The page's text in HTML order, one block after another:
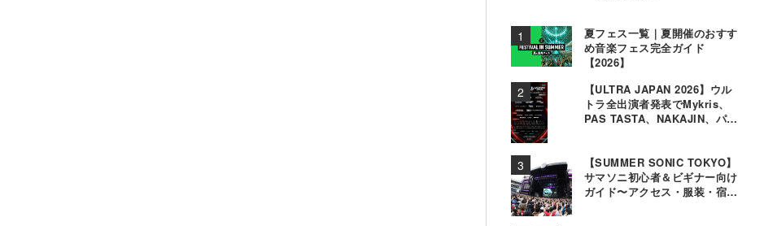
夏フェス一覧｜夏開催のおすす
め音楽フェス完全ガイド
【2026】
【ULTRA JAPAN 2026】ウル
トラ全出演者発表でMykris、
PAS TASTA、NAKAJIN、パソ
【SUMMER SONIC TOKYO】
サマソニ初心者＆ビギナー向け
ガイド〜アクセス・服装・宿泊